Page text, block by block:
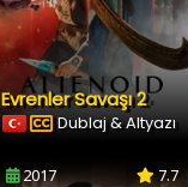
Evrenler Savaşı 2
Dublaj & Altyazı
2017 7.7